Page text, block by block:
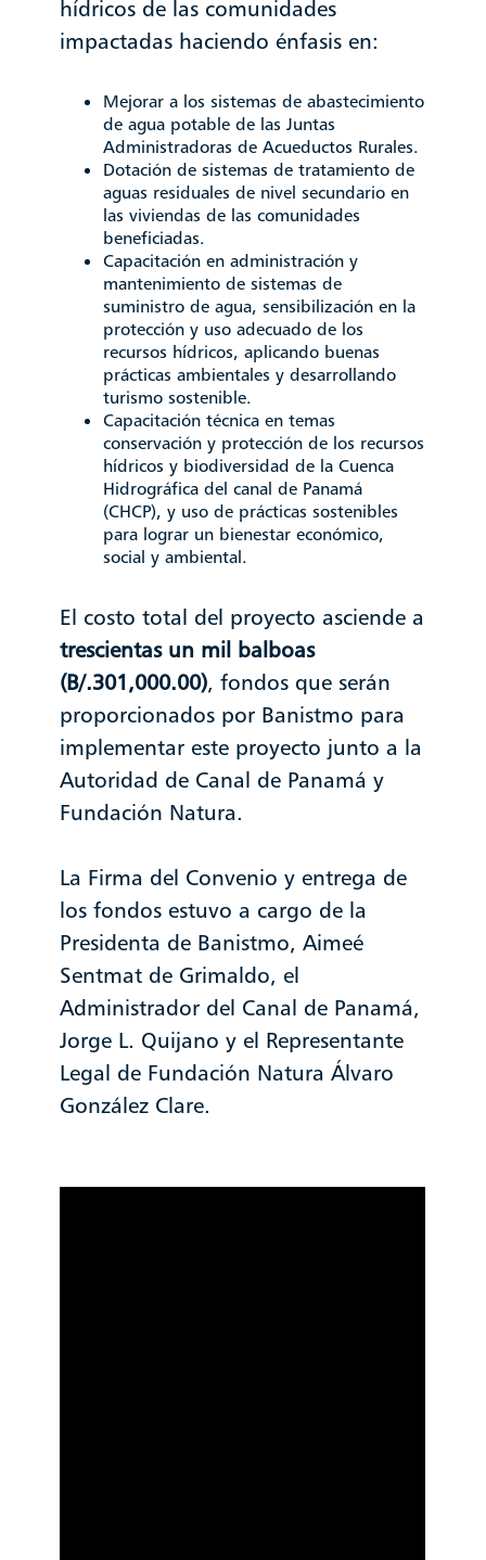
hídricos de las comunidades
impactadas haciendo énfasis en:
Mejorar a los sistemas de abastecimiento
de agua potable de las Juntas
Administradoras de Acueductos Rurales.
Dotación de sistemas de tratamiento de
aguas residuales de nivel secundario en
las viviendas de las comunidades
beneficiadas.
Capacitación en administración y
mantenimiento de sistemas de
suministro de agua, sensibilización en la
protección y uso adecuado de los
recursos hídricos, aplicando buenas
prácticas ambientales y desarrollando
turismo sostenible.
Capacitación técnica en temas
conservación y protección de los recursos
hídricos y biodiversidad de la Cuenca
Hidrográfica del canal de Panamá
(CHCP), y uso de prácticas sostenibles
para lograr un bienestar económico,
social y ambiental.
El costo total del proyecto asciende a
trescientas un mil balboas
(B/.301,000.00), fondos que serán
proporcionados por Banistmo para
implementar este proyecto junto a la
Autoridad de Canal de Panamá y
Fundación Natura.
La Firma del Convenio y entrega de
los fondos estuvo a cargo de la
Presidenta de Banistmo, Aimeé
Sentmat de Grimaldo, el
Administrador del Canal de Panamá,
Jorge L. Quijano y el Representante
Legal de Fundación Natura Álvaro
González Clare.